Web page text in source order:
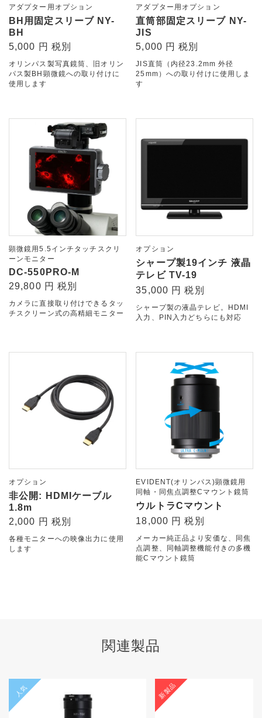
アダプター用オプション
BH用固定スリーブ NY-
BH
5,000 円 税別
オリンパス製写真鏡筒、旧オリン
パス製BH顕微鏡への取り付けに
使用します
アダプター用オプション
直筒部固定スリーブ NY-
JIS
5,000 円 税別
JIS直筒（内径23.2mm 外径
25mm）への取り付けに使用しま
す
顕微鏡用5.5インチタッチスクリ
ーンモニター
DC-550PRO-M
29,800 円 税別
カメラに直接取り付けできるタッ
チスクリーン式の高精細モニター
オプション
シャープ製19インチ 液晶
テレビ TV-19
35,000 円 税別
シャープ製の液晶テレビ。HDMI
入力、PIN入力どちらにも対応
オプション
非公開: HDMIケーブル
1.8m
2,000 円 税別
各種モニターへの映像出力に使用
します
EVIDENT(オリンパス)顕微鏡用
同軸・同焦点調整Cマウント鏡筒
ウルトラCマウント
18,000 円 税別
メーカー純正品より安価な、同焦
点調整、同軸調整機能付きの多機
能Cマウント鏡筒
関連製品